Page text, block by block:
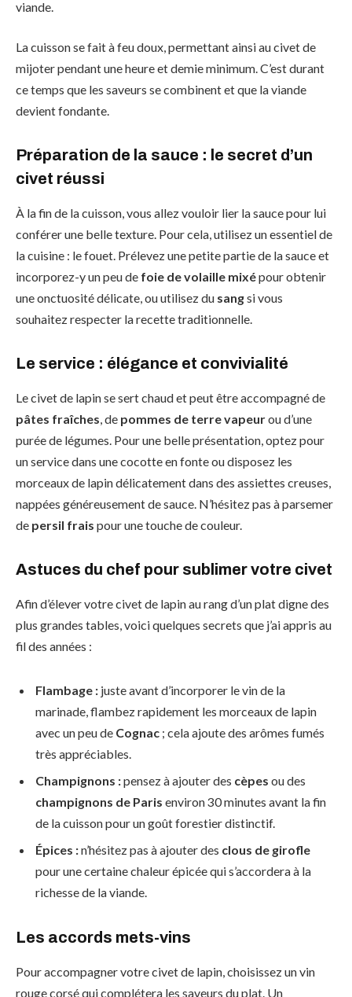
viande.
La cuisson se fait à feu doux, permettant ainsi au civet de
mijoter pendant une heure et demie minimum. C’est durant
ce temps que les saveurs se combinent et que la viande
devient fondante.
Préparation de la sauce : le secret d’un
civet réussi
À la fin de la cuisson, vous allez vouloir lier la sauce pour lui
conférer une belle texture. Pour cela, utilisez un essentiel de
la cuisine : le fouet. Prélevez une petite partie de la sauce et
incorporez-y un peu de foie de volaille mixépour obtenir
une onctuosité délicate, ou utilisez du sangsi vous
souhaitez respecter la recette traditionnelle.
Le service : élégance et convivialité
Le civet de lapin se sert chaud et peut être accompagné de
pâtes fraîches, de pommes de terre vapeurou d’une
purée de légumes. Pour une belle présentation, optez pour
un service dans une cocotte en fonte ou disposez les
morceaux de lapin délicatement dans des assiettes creuses,
nappées généreusement de sauce. N’hésitez pas à parsemer
de persil frais pour une touche de couleur.
Astuces du chef pour sublimer votre civet
Afin d’élever votre civet de lapin au rang d’un plat digne des
plus grandes tables, voici quelques secrets que j’ai appris au
fil des années :
Flambage : juste avant d’incorporer le vin de la
marinade, flambez rapidement les morceaux de lapin
avec un peu de Cognac ; cela ajoute des arômes fumés
très appréciables.
Champignons :pensez à ajouter des cèpes ou des
champignons de Paris environ 30 minutes avant la fin
de la cuisson pour un goût forestier distinctif.
Épices :n’hésitez pas à ajouter des clous de girofle
pour une certaine chaleur épicée qui s’accordera à la
richesse de la viande.
Les accords mets-vins
Pour accompagner votre civet de lapin, choisissez un vin
rouge corsé qui complétera les saveurs du plat. Un